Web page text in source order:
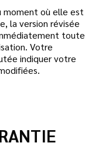
moment où elle est
la version révisée
toute
Votre
indiquer votre